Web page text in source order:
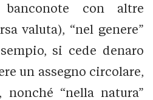
con altre
valuta), “nel genere”
si cede denaro
un assegno circolare,
nonché “nella natura”